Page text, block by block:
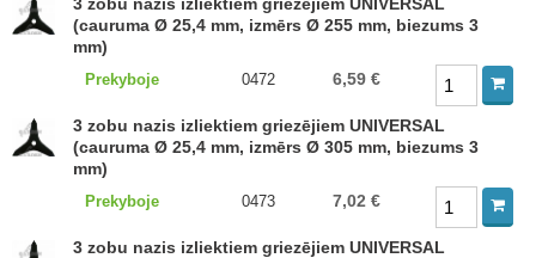
(cauruma Ø 25,4 mm, izmērs Ø 255 mm, biezums 3
mm)
Prekyboje 0472 6,59 €
3 zobu nazis izliektiem griezējiem UNIVERSAL
(cauruma Ø 25,4 mm, izmērs Ø 305 mm, biezums 3
mm)
Prekyboje 0473 7,02 €
3 zobu nazis izliektiem griezējiem UNIVERSAL